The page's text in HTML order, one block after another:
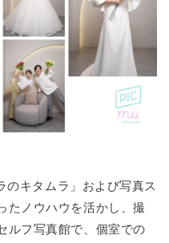
のキタムラ」および写真ス
たノウハウを活かし、撮
ルフ写真館で、個室での